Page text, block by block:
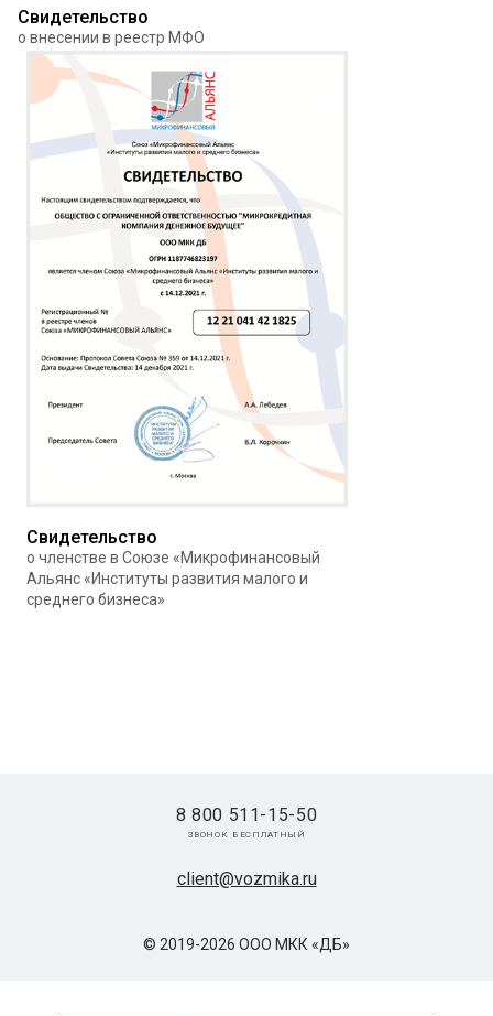
Свидетельство
о внесении в реестр МФО
Свидетельство
о членстве в Союзе «Микрофинансовый
Альянс «Институты развития малого и
среднего бизнеса»
© 2019-2026 ООО МКК «ДБ»
client@vozmika.ru
8 800 511-15-50
звонок бесплатный